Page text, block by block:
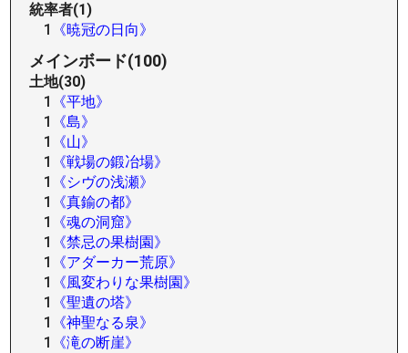
統率者(1)
1
《暁冠の日向》
メインボード(100)
土地(30)
1
《平地》
1
《島》
1
《山》
1
《戦場の鍛冶場》
1
《シヴの浅瀬》
1
《真鍮の都》
1
《魂の洞窟》
1
《禁忌の果樹園》
1
《アダーカー荒原》
1
《風変わりな果樹園》
1
《聖遺の塔》
1
《神聖なる泉》
1
《滝の断崖》